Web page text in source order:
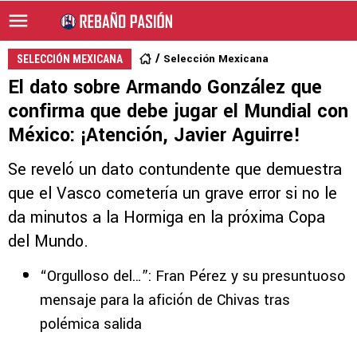
SELECCIÓN MEXICANA Selección Mexicana
El dato sobre Armando González que
confirma que debe jugar el Mundial con
México: ¡Atención, Javier Aguirre!
Se reveló un dato contundente que demuestra
que el Vasco cometería un grave error si no le
da minutos a la Hormiga en la próxima Copa
del Mundo.
“Orgulloso del…”: Fran Pérez y su presuntuoso
mensaje para la afición de Chivas tras
polémica salida